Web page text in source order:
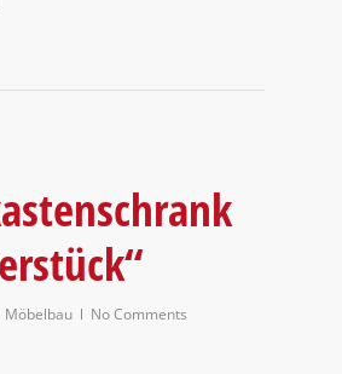
Möbelbau No Comments